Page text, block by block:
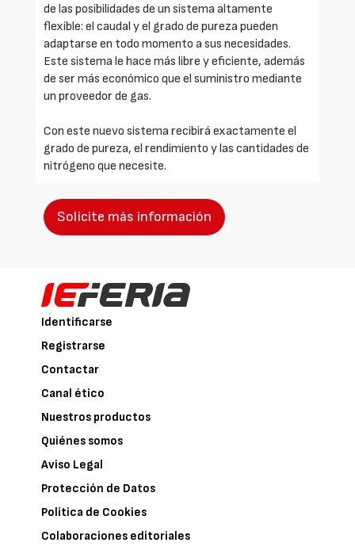
de las posibilidades de un sistema altamente
flexible: el caudal y el grado de pureza pueden
adaptarse en todo momento a sus necesidades.
Este sistema le hace más libre y eficiente, además
de ser más económico que el suministro mediante
un proveedor de gas.
Con este nuevo sistema recibirá exactamente el
grado de pureza, el rendimiento y las cantidades de
nitrógeno que necesite.
Solicite más información
Identificarse
Registrarse
Contactar
Canal ético
Nuestros productos
Quiénes somos
Aviso Legal
Protección de Datos
Política de Cookies
Colaboraciones editoriales